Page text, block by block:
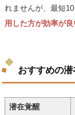
れませんが、最短
用した方が効率が良
おすすめの
潜在覚醒